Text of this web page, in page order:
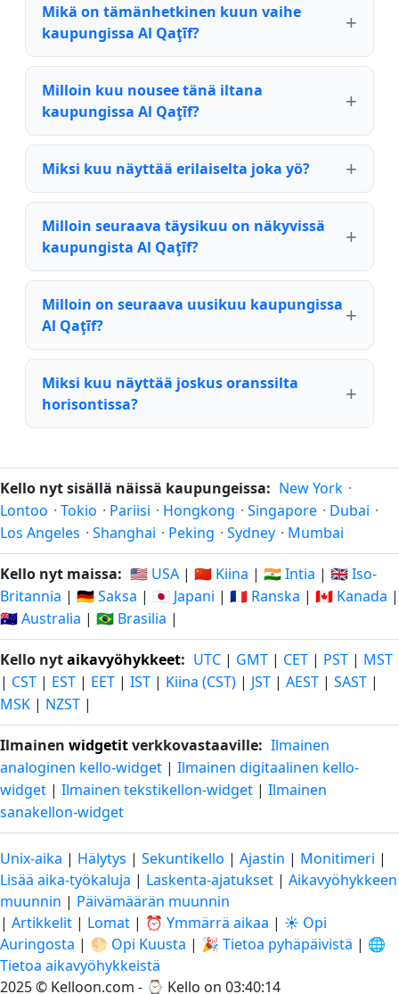
Mikä on tämänhetkinen kuun vaihe
kaupungissa Al Qaţīf?
Milloin kuu nousee tänä iltana
kaupungissa Al Qaţīf?
Miksi kuu näyttää erilaiselta joka yö?
Milloin seuraava täysikuu on näkyvissä
kaupungista Al Qaţīf?
Milloin on seuraava uusikuu kaupungissa
Al Qaţīf?
Miksi kuu näyttää joskus oranssilta
horisontissa?
Kello nyt sisällä näissä kaupungeissa: New York ·
Lontoo · Tokio · Pariisi · Hongkong · Singapore · Dubai ·
Los Angeles · Shanghai · Peking · Sydney · Mumbai
Kello nyt maissa: 🇺🇸 USA | 🇨🇳 Kiina | 🇮🇳 Intia | 🇬🇧 Iso-
Britannia | 🇩🇪 Saksa | 🇯🇵 Japani | 🇫🇷 Ranska | 🇨🇦 Kanada |
🇦🇺 Australia | 🇧🇷 Brasilia |
Kello nytaikavyöhykkeet: UTC | GMT | CET | PST | MST
| CST | EST | EET | IST | Kiina (CST) | JST | AEST | SAST |
MSK | NZST |
Ilmainen widgetitverkkovastaaville: Ilmainen
analoginen kello-widget | Ilmainen digitaalinen kello-
widget | Ilmainen tekstikellon-widget | Ilmainen
sanakellon-widget
Unix-aika | Hälytys | Sekuntikello | Ajastin | Monitimeri |
Lisää aika-työkaluja | Laskenta-ajatukset | Aikavyöhykkeen
muunnin | Päivämäärän muunnin
| Artikkelit | Lomat | ⏰ Ymmärrä aikaa | ☀️ Opi
Auringosta | 🌕 Opi Kuusta | 🎉 Tietoa pyhäpäivistä | 🌐
Tietoa aikavyöhykkeistä
2025 © Kelloon.com - ⌚ Kello on 03:40:15